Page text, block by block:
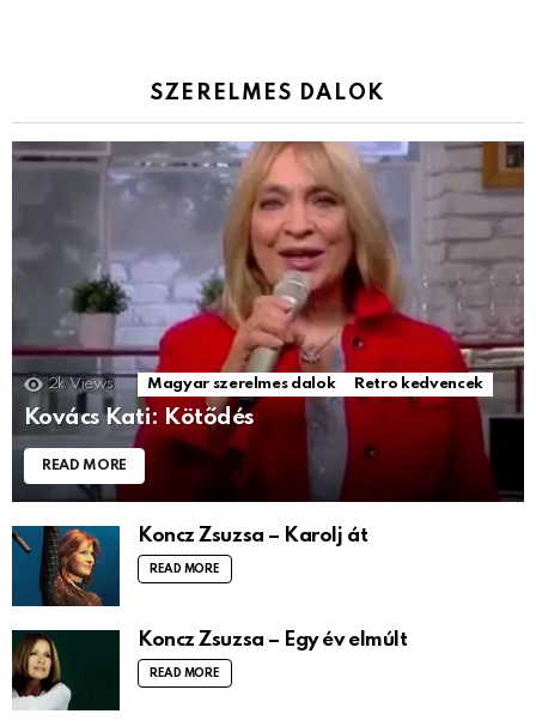
SZERELMES DALOK
2k Views Magyar szerelmes dalok Retro kedvencek
Kovács Kati: Kötődés
READ MORE
Koncz Zsuzsa – Karolj át
READ MORE
Koncz Zsuzsa – Egy év elmúlt
READ MORE